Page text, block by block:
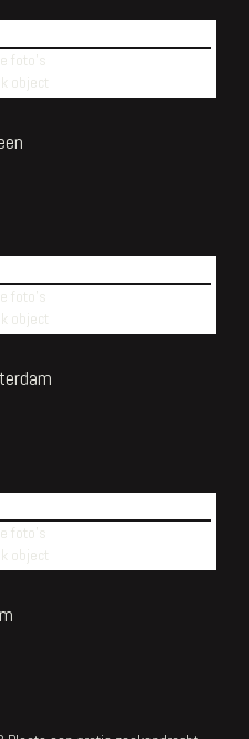
foto's
object
foto's
object
foto's
object